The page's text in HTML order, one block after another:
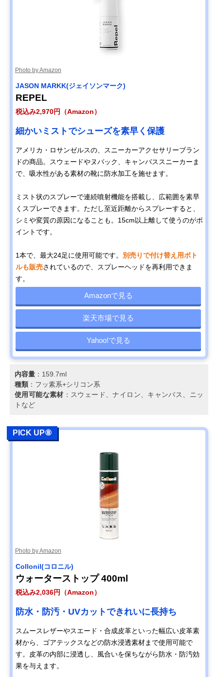
Photo by Amazon
JASON MARKK(ジェイソンマーク)
REPEL
税込み2,970円（Amazon）
細かいミストでシューズを素早く保護
アメリカ・ロサンゼルスの、スニーカーアクセサリーブラン
ドの商品。スウェードやヌバック、キャンバススニーカーま
で、吸水性がある素材の靴に防水加工を施せます。
ミスト状のスプレーで連続噴射機能を搭載し、広範囲を素早
くスプレーできます。ただし至近距離からスプレーすると、
シミや変質の原因になることも。15cm以上離して使うのがポ
イントです。
1本で、最大24足に使用可能です。 別売りで付け替え用ボト
ルも販売されているので、スプレーヘッドを再利用できま
す。
Amazonで見る
楽天市場で見る
Yahoo!で見る
内容量 ：159.7ml
種類 ：フッ素系+シリコン系
使用可能な素材 ：スウェード、ナイロン、キャンバス、ニッ
トなど
PICK UP⑧
Photo by Amazon
Collonil(コロニル)
ウォーターストップ 400ml
税込み2,036円（Amazon）
防水・防汚・UVカットできれいに長持ち
スムースレザーやスエード・合成皮革といった幅広い皮革素
材から、ゴアテックスなどの防水浸透素材まで使用可能で
す。皮革の内部に浸透し、風合いを保ちながら防水・防汚効
果を与えます。